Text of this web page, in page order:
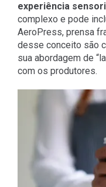
experiência
complexo e pode
AeroPress, prensa
desse conceito são
sua abordagem de
com os produtores.